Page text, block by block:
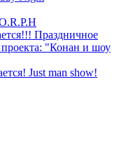
Праздничное
проекта: "Конан и шоу
Just man show!